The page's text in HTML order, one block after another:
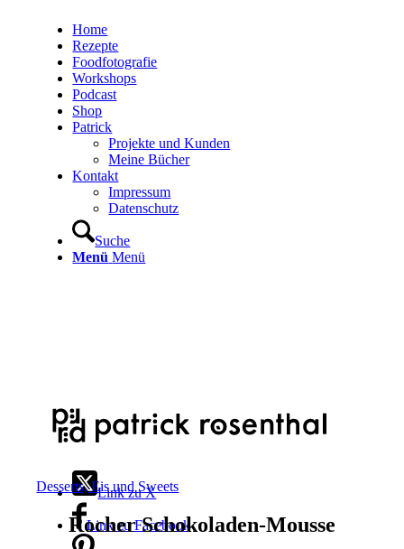
Home
Rezepte
Foodfotografie
Workshops
Podcast
Shop
Patrick
Projekte und Kunden
Meine Bücher
Kontakt
Impressum
Datenschutz
Suche
Menü Menü
Link zu X
Link zu Facebook
Desserts, Eis und Sweets
Rocher Schokoladen-Mousse